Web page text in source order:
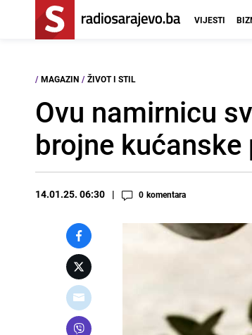
VIJESTI
/ MAGAZIN / ŽIVOT I STIL
Ovu namirnicu
brojne
14.01.25. 06:30 0 komentara